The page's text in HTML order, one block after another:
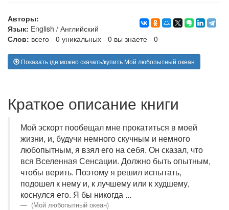
Авторы:
Язык: English / Английский
Слов: всего - 0 уникальных - 0 вы знаете - 0
Показать где можно скачать/купить Мой любопытный океан
Краткое описание книги
Мой эскорт пообещал мне прокатиться в моей
жизни, и, будучи немного скучным и немного
любопытным, я взял его на себя. Он сказал, что
вся Вселенная Сенсации. Должно быть опытным,
чтобы верить. Поэтому я решил испытать,
подошел к нему и, к лучшему или к худшему,
коснулся его. Я бы никогда ...
(Мой любопытный океан)